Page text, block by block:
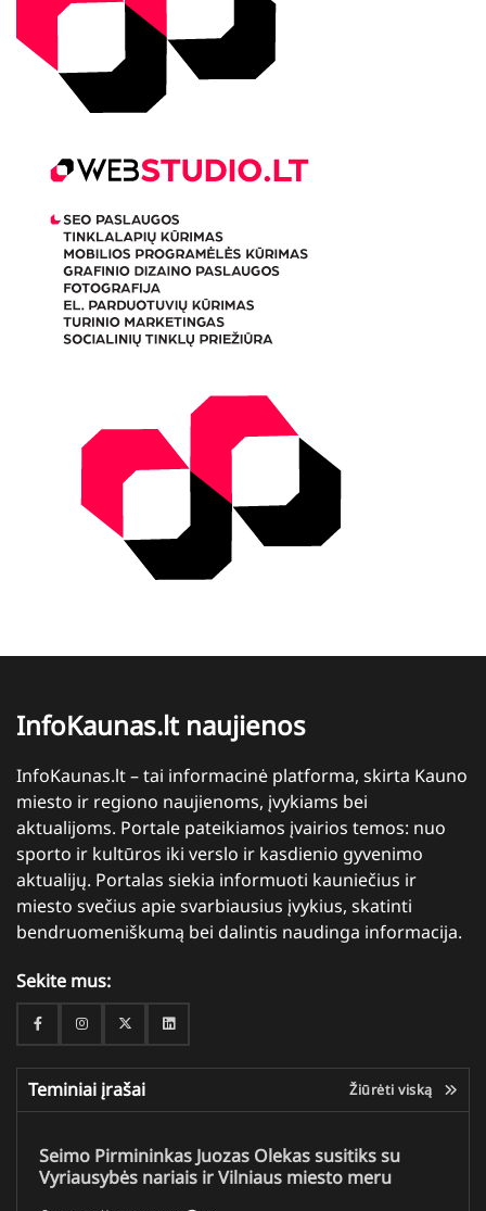
InfoKaunas.lt naujienos
InfoKaunas.lt – tai informacinė platforma, skirta Kauno
miesto ir regiono naujienoms, įvykiams bei
aktualijoms. Portale pateikiamos įvairios temos: nuo
sporto ir kultūros iki verslo ir kasdienio gyvenimo
aktualijų. Portalas siekia informuoti kauniečius ir
miesto svečius apie svarbiausius įvykius, skatinti
bendruomeniškumą bei dalintis naudinga informacija.
Sekite mus:
FacebookInstagramTwitterLinkedin
Teminiai įrašai Žiūrėti viską
Seimo Pirmininkas Juozas Olekas susitiks su
Vyriausybės nariais ir Vilniaus miesto meru